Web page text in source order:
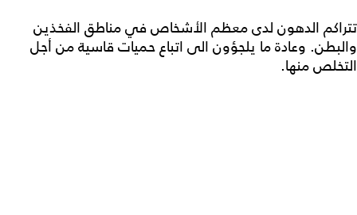
تتراكم الدهون لدى معظم الأشخاص في مناطق الفخذين
والبطن. وعادة ما يلجؤون الى اتباع حميات قاسية من أجل
التخلص منها.